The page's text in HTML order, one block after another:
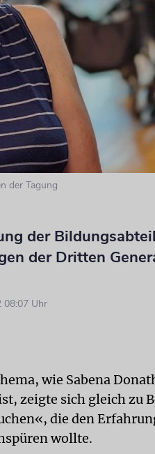
der Tagung
der
der Dritten
08:07 Uhr
wie Sabena
zeigte sich gleich zu
die den
wollte.